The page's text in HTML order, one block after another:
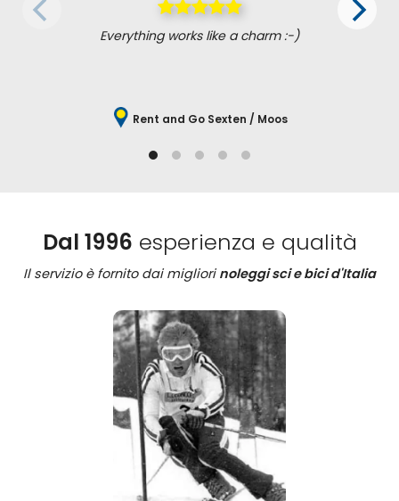
Everything works like a charm :-)
Rent and Go Sexten / Moos
Dal 1996 esperienza e qualità
Il servizio è fornito dai migliori noleggi sci e bici d'Italia